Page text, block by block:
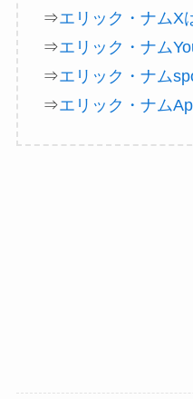
⇒エリック・ナムX
⇒エリック・ナム
⇒エリック・ナム
⇒エリック・ナム